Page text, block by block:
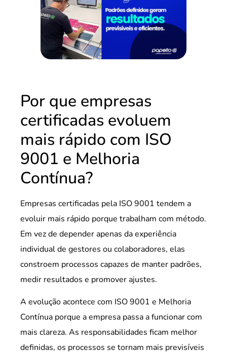
Por que empresas
certificadas evoluem
mais rápido com ISO
9001 e Melhoria
Contínua?
Empresas certificadas pela ISO 9001 tendem a
evoluir mais rápido porque trabalham com método.
Em vez de depender apenas da experiência
individual de gestores ou colaboradores, elas
constroem processos capazes de manter padrões,
medir resultados e promover ajustes.
A evolução acontece com ISO 9001 e Melhoria
Contínua porque a empresa passa a funcionar com
mais clareza. As responsabilidades ficam melhor
definidas, os processos se tornam mais previsíveis